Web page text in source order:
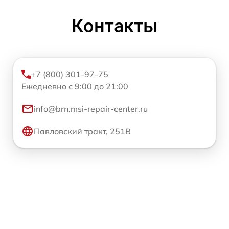
Контакты
+7 (800) 301-97-75
Ежедневно с 9:00 до 21:00
info@brn.msi-repair-center.ru
Павловский тракт, 251В